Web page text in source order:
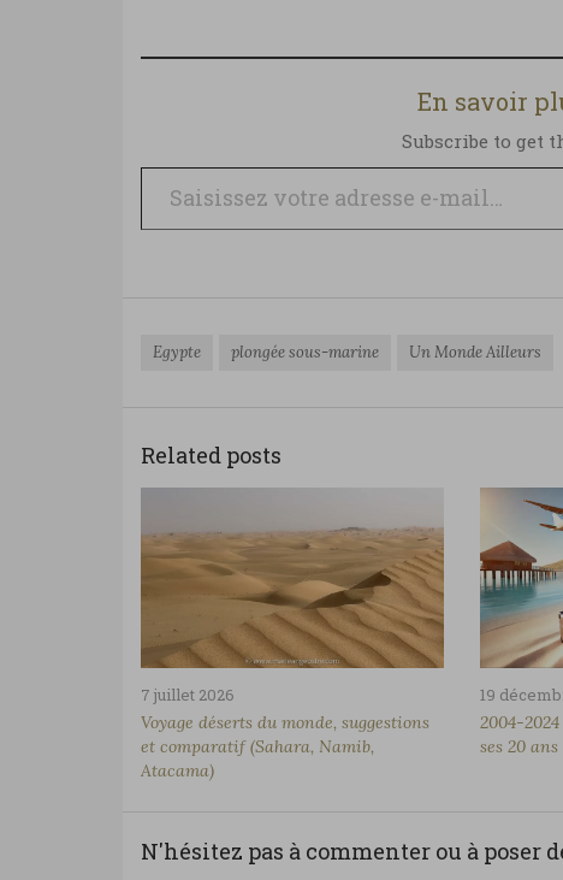
En savoir
Subscribe to get
Saisissez votre adresse e-mail…
Egypte plongée sous-marine Un Monde Ailleurs
Related posts
7 juillet 2026
Voyage déserts du monde, suggestions
et comparatif (Sahara, Namib,
Atacama)
19
2004-
ses 20 ans
N'hésitez pas à commenter ou à poser